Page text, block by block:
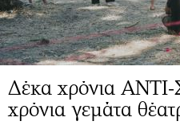
Δέκα χρόνια
χρόνια γεμάτα